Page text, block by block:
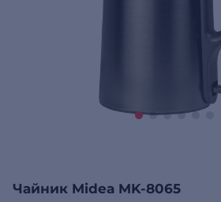
Чайник Midea MK-8065